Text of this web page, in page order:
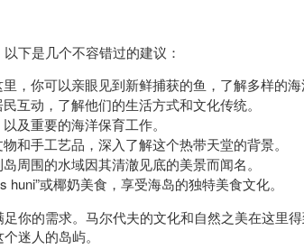
下是几个不容错过的建议：
，你可以亲眼见到新鲜捕获的鱼，了解多样的海
互动，了解他们的生活方式和文化传统。
及重要的海洋保育工作。
和手工艺品，深入了解这个热带天堂的背景。
周围的水域因其清澈见底的美景而闻名。
或椰奶美食，享受海岛的独特美食文化。
你的需求。马尔代夫的文化和自然之美在这里
迷人的岛屿。